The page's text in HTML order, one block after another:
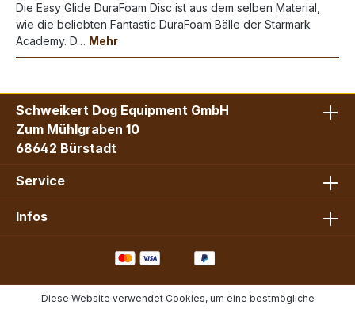
Die Easy Glide DuraFoam Disc ist aus dem selben Material,
wie die beliebten Fantastic DuraFoam Bälle der Starmark
Academy. D… Mehr
Schweikert Dog Equipment GmbH
Zum Mühlgraben 10
68642 Bürstadt
Service
Infos
Diese Website verwendet Cookies, um eine bestmögliche